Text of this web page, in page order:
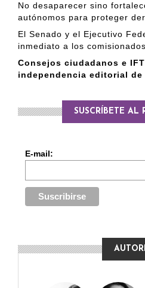
No desaparecer sino
autónomos para proteger
El Senado y el Ejecutivo
inmediato a los
Consejos ciudadanos e
independencia editorial
SUSCRÍBETE AL
E-mail: